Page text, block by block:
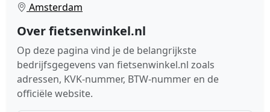
Amsterdam
Over fietsenwinkel.nl
Op deze pagina vind je de belangrijkste
bedrijfsgegevens van fietsenwinkel.nl zoals
adressen, KVK-nummer, BTW-nummer en de
officiële website.